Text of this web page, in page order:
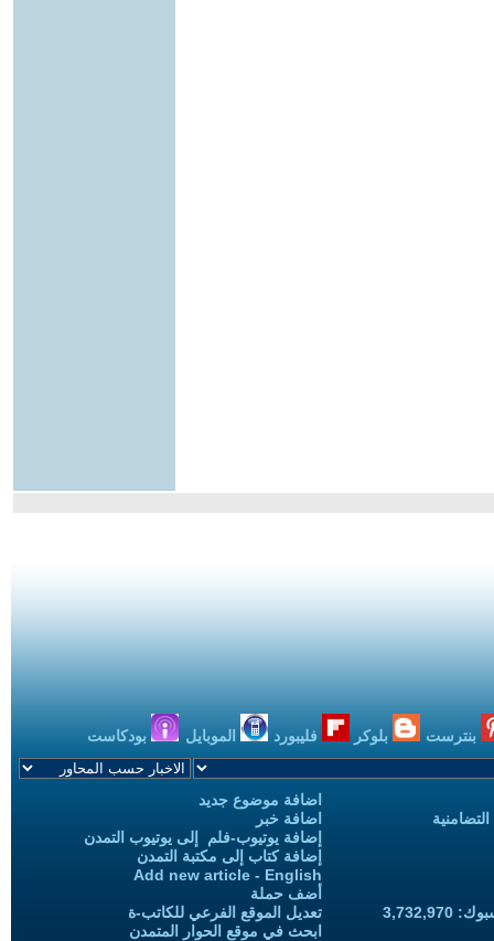
بنترست بلوكر فليبورد الموبايل بودكاست
اضافة موضوع جديد
اضافة خبر
إضافة يوتيوب-فلم إلى يوتيوب التمدن
إضافة كتاب إلى مكتبة التمدن
Add new article - English
أضف حملة
تعديل الموقع الفرعي للكاتب-ة
ابحث في موقع الحوار المتمدن